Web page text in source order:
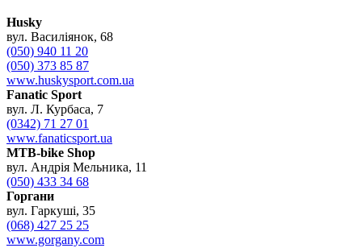
Husky
вул. Василіянок, 68
(050) 940 11 20
(050) 373 85 87
www.huskysport.com.ua
Fanatic Sport
вул. Л. Курбаса, 7
(0342) 71 27 01
www.fanaticsport.ua
MTB-bike Shop
вул. Андрія Мельника, 11
(050) 433 34 68
Горгани
вул. Гаркуші, 35
(068) 427 25 25
www.gorgany.com